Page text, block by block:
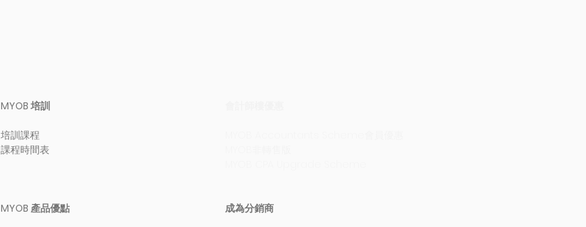
MYOB 培訓
培訓課程
課程時間表
MYOB 產品優點 成為分銷商